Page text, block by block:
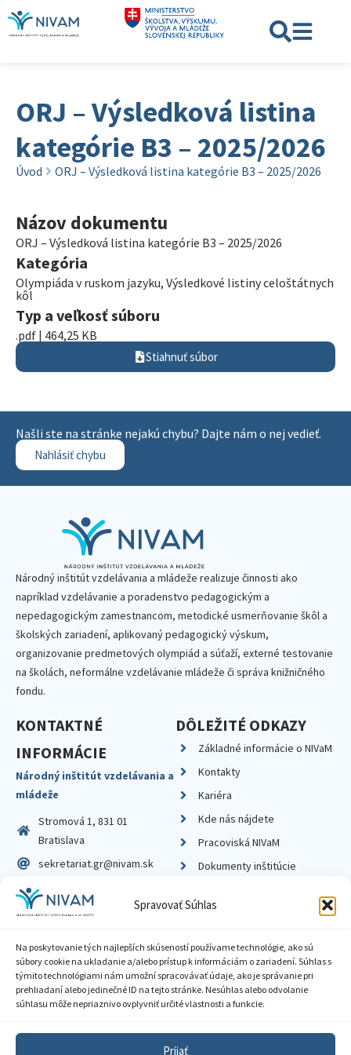
Spravovať Súhlas
Na poskytovanie tých najlepších skúseností používame technológie, ako sú
súbory cookie na ukladanie a/alebo prístup k informáciám o zariadení. Súhlas s
týmito technológiami nám umožní spracovávať údaje, ako je správanie pri
prehliadaní alebo jedinečné ID na tejto stránke. Nesúhlas alebo odvolanie
súhlasu môže nepriaznivo ovplyvniť určité vlastnosti a funkcie.
Prijať
ORJ – Výsledková listina
kategórie B3 – 2025/2026
Úvod ORJ – Výsledková listina kategórie B3 – 2025/2026
Názov dokumentu
ORJ – Výsledková listina kategórie B3 – 2025/2026
Kategória
Olympiáda v ruskom jazyku, Výsledkové listiny celoštátnych
kôl
Typ a veľkosť súboru
.pdf | 464,25 KB
Stiahnuť súbor
Našli ste na stránke nejakú chybu? Dajte nám o nej vedieť.
Nahlásiť chybu
Národný inštitút vzdelávania a mládeže realizuje činnosti ako
napríklad vzdelávanie a poradenstvo pedagogickým a
nepedagogickým zamestnancom, metodické usmerňovanie škôl a
školských zariadení, aplikovaný pedagogický výskum,
organizovanie predmetových olympiád a súťaží, externé testovanie
na školách, neformálne vzdelávanie mládeže či správa knižničného
fondu.
KONTAKTNÉ
INFORMÁCIE
Národný inštitút vzdelávania a
mládeže
Stromová 1, 831 01
Bratislava
sekretariat.gr@nivam.sk
IČO: 00164348
DIČ: 2020798714
DÔLEŽITÉ ODKAZY
Základné informácie o NIVaM
Kontakty
Kariéra
Kde nás nájdete
Pracoviská NIVaM
Dokumenty inštitúcie
Zásady ochrany súkromia